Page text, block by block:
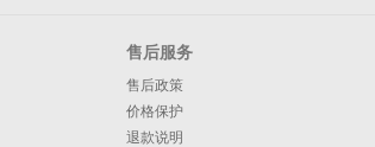
售后服务
售后政策
价格保护
退款说明